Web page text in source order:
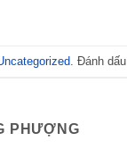
. Đánh dấu
PHƯỢNG